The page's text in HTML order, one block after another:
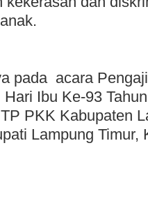
pada acara
Ibu Ke-93
PKK Kabupaten
Lampung Timur,